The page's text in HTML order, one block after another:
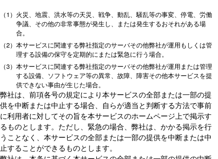
（1） 火災、地震、洪水等の天災、戦争、動乱、騒乱等の事変、停電、労働
争議、その他の非常事態が発生し、または発生するおそれがある場
合。
（2） 本サービスに関連する弊社指定のサーバその他弊社が運用もしくは管
理する設備の保守を定期的にまたは緊急に行う場合。
（3） 本サービスに関連する弊社指定のサーバその他弊社が運用または管理
する設備、ソフトウェア等の異常、故障、障害その他本サービスを提
供できない事由が生じた場合。
弊社は、前項各号の規定により本サービスの全部または一部の提
供を中断または中止する場合、自らが適当と判断する方法で事前
に利用者に対してその旨を本サービスのホームページ上で掲示す
るものとします。ただし、緊急の場合、弊社は、かかる掲示を行
うことなく、本サービスの全部または一部の提供を中断または中
止することができるものとします。